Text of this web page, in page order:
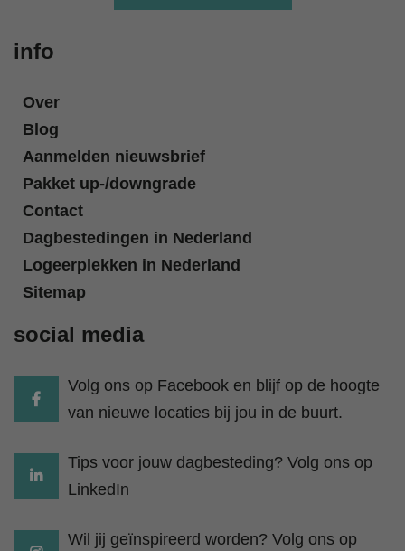
info
Over
Blog
Aanmelden nieuwsbrief
Pakket up-/downgrade
Contact
Dagbestedingen in Nederland
Logeerplekken in Nederland
Sitemap
social media
Volg ons op Facebook en blijf op de hoogte
van nieuwe locaties bij jou in de buurt.
Tips voor jouw dagbesteding? Volg ons op
LinkedIn
Wil jij geïnspireerd worden? Volg ons op